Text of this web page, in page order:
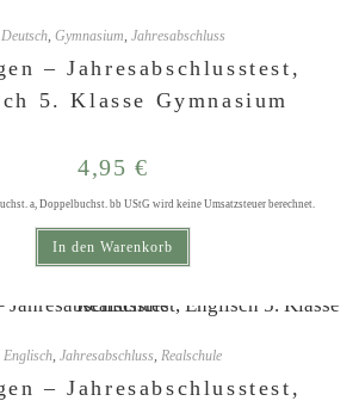
Deutsch, Gymnasium Jahresabschluss
– Jahresabschlusstest,
5. Klasse Gymnasium
4,95 €
a, Doppelbuchst. bb UStG wird keine Umsatzsteuer berechnet.
In den Warenkorb
Englisch,Jahresabschluss,Realschule
– Jahresabschlusstest,